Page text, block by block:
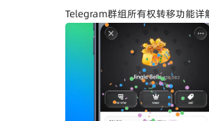
Telegram群组所有权转移功能详
员交接与社区管理更灵活